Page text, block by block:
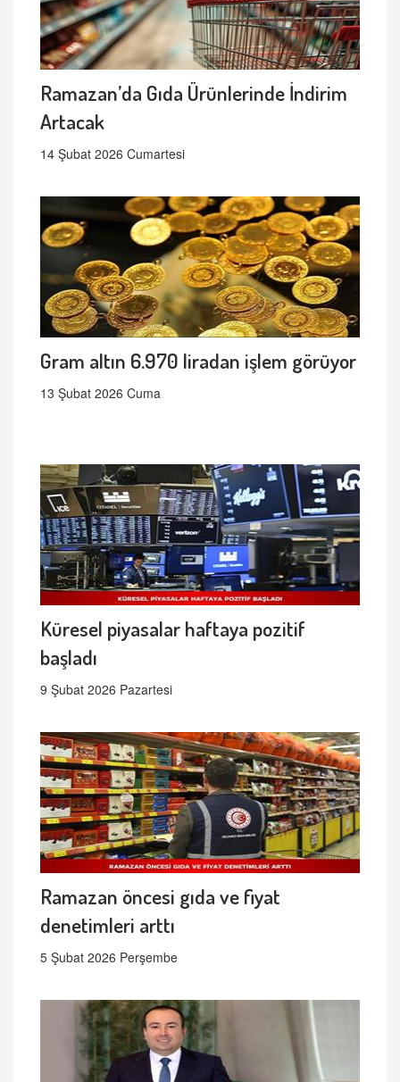
Ramazan’da Gıda Ürünlerinde İndirim
Artacak
14 Şubat 2026 Cumartesi
Gram altın 6.970 liradan işlem görüyor
13 Şubat 2026 Cuma
Küresel piyasalar haftaya pozitif
başladı
9 Şubat 2026 Pazartesi
Ramazan öncesi gıda ve fiyat
denetimleri arttı
5 Şubat 2026 Perşembe